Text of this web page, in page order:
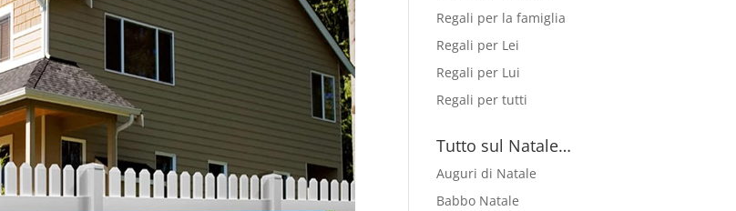
Regali per la famiglia
Regali per Lei
Regali per Lui
Regali per tutti
Tutto sul Natale…
Auguri di Natale
Babbo Natale